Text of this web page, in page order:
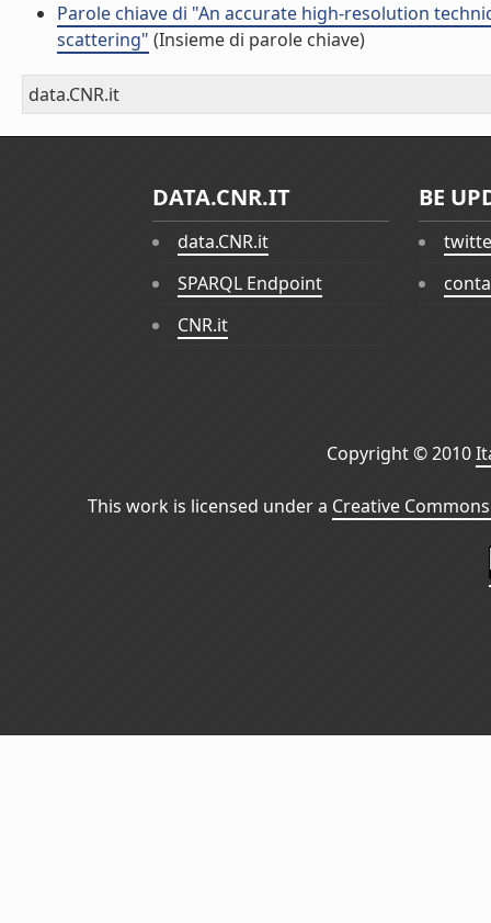
Parole chiave di "An accurate high-resolution
scattering" (Insieme di parole chiave)
data.CNR.it
DATA.CNR.IT
data.CNR.it
SPARQL Endpoint
CNR.it
BE
Copyright © 2010
This work is licensed under a Creative